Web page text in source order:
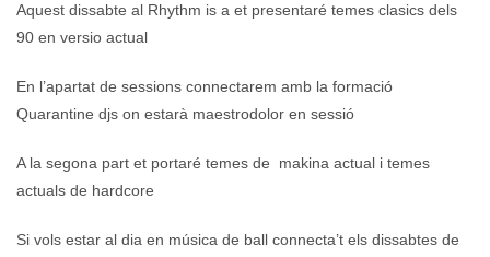
Aquest dissabte al Rhythm is a et presentaré temes clasics dels
90 en versio actual
En l’apartat de sessions connectarem amb la formació
Quarantine djs on estarà maestrodolor en sessió
A la segona part et portaré temes de makina actual i temes
actuals de hardcore
Si vols estar al dia en música de ball connecta’t els dissabtes de